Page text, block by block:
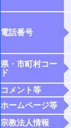
電話番号
県・市町村コー
ド
コメント等
ホームページ等
宗教法人情報